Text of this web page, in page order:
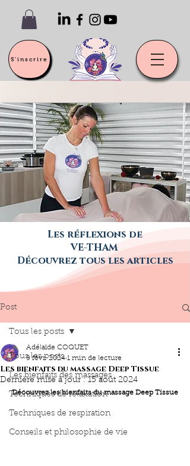
S'inscrire
Les réflexions de
VE-THAM
Découvrez tous les articles
Post
Tous les posts
Les bienfaits des massages
Techniques de relaxation
Techniques de respiration
Conseils et philosophie de vie
Tous les posts
Les bienfaits du massage Deep Tissue
Adélaïde COQUET
9 févr. 2024 1 min de lecture
Dernière mise à jour : 15 août 2024
Découvrez les bienfaits du massage Deep Tissue